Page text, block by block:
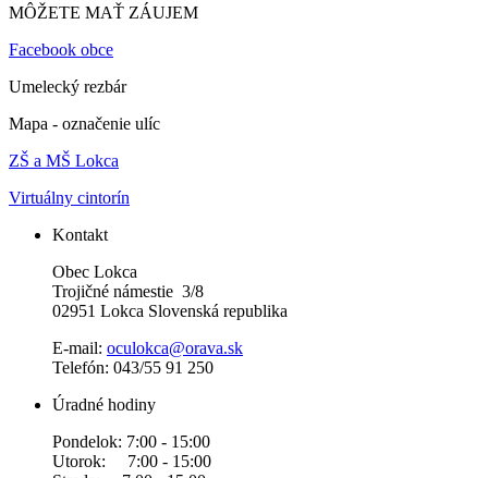
MÔŽETE MAŤ ZÁUJEM
Facebook obce
Umelecký rezbár
Mapa - označenie ulíc
ZŠ a MŠ Lokca
Virtuálny cintorín
Kontakt
Obec Lokca
Trojičné námestie 3/8
02951 Lokca Slovenská republika
E-mail: oculokca@orava.sk
Telefón: 043/55 91 250
Úradné hodiny
Pondelok: 7:00 - 15:00
Utorok: 7:00 - 15:00